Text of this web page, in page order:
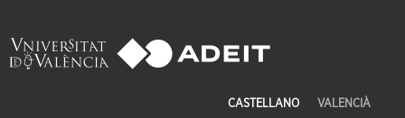
CASTELLANO VALENCIÀ